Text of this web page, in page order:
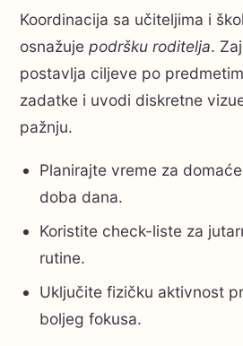
Koordinacija sa učiteljima i
osnažuje podršku roditelja.
postavlja ciljeve po
zadatke i uvodi diskretne
pažnju.
Planirajte vreme za
doba dana.
Koristite check-liste za
rutine.
Uključite fizičku aktivnost
boljeg fokusa.